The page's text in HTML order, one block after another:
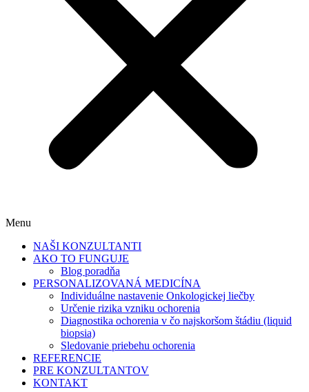
Menu
NAŠI KONZULTANTI
AKO TO FUNGUJE
Blog poradňa
PERSONALIZOVANÁ MEDICÍNA
Individuálne nastavenie Onkologickej liečby
Určenie rizika vzniku ochorenia
Diagnostika ochorenia v čo najskoršom štádiu (liquid
biopsia)
Sledovanie priebehu ochorenia
REFERENCIE
PRE KONZULTANTOV
KONTAKT